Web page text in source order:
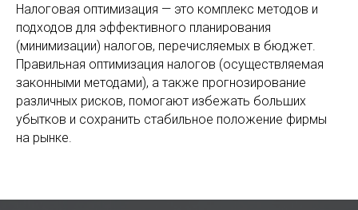
Налоговая оптимизация — это комплекс методов и
подходов для эффективного планирования
(минимизации) налогов, перечисляемых в бюджет.
Правильная оптимизация налогов (осуществляемая
законными методами), а также прогнозирование
различных рисков, помогают избежать больших
убытков и сохранить стабильное положение фирмы
на рынке.